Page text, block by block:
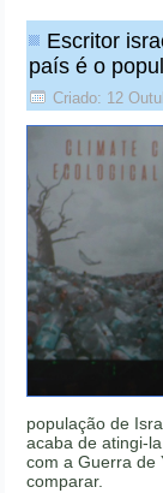
Escritor
país é o
Criado: 12
população de
acaba de atingi-
com a Guerra de
comparar.